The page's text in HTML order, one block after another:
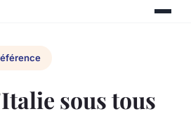
sous tous